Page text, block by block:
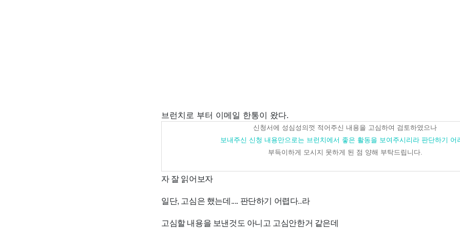
브런치로 부터 이메일 한통이 왔다.
신청서에 성심성의껏 적어주신 내용을 고심하여 검토하였으나
보내주신 신청 내용만으로는 브런치에서 좋은 활동을 보여주시리라 판단하기 어
부득이하게 모시지 못하게 된 점 양해 부탁드립니다.
자 잘 읽어보자
일단, 고심은 했는데.... 판단하기 어렵다..라
고심할 내용을 보낸것도 아니고 고심안한거 같은데